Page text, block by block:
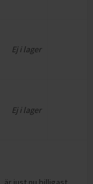
Ej i lager
Ej i lager